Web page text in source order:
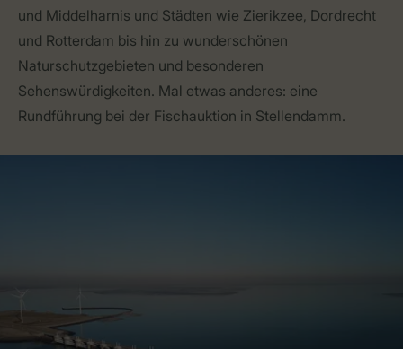
und Middelharnis und Städten wie Zierikzee, Dordrecht
und Rotterdam bis hin zu wunderschönen
Naturschutzgebieten und besonderen
Sehenswürdigkeiten. Mal etwas anderes: eine
Rundführung bei der Fischauktion in Stellendamm.